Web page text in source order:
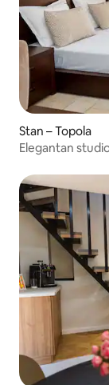
Stan – Topola
Elegantan